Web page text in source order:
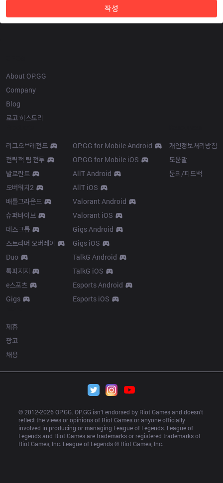
작성
About OP.GG
Company
Blog
로고 히스토리
리그오브레전드
전략적 팀 전투
발로란트
오버워치2
배틀그라운드
슈퍼바이브
데스크톱
스트리머 오버레이
Duo
톡피지지
e스포츠
Gigs
OP.GG for Mobile Android
OP.GG for Mobile iOS
AllT Android
AllT iOS
Valorant Android
Valorant iOS
Gigs Android
Gigs iOS
TalkG Android
TalkG iOS
Esports Android
Esports iOS
개인정보처리방침
도움말
문의/피드백
제휴
광고
채용
© 2012-2026 OP.GG. OP.GG isn’t endorsed by Riot Games and doesn’t
reflect the views or opinions of Riot Games or anyone officially
involved in producing or managing League of Legends. League of
Legends and Riot Games are trademarks or registered trademarks of
Riot Games, Inc. League of Legends © Riot Games, Inc.